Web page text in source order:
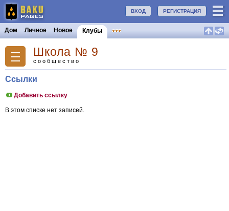
РЕГИСТРАЦИЯ
ВХОД
Дом Личное Новое Клубы
Школа № 9
сообщество
Ссылки
Добавить ссылку
В этом списке нет записей.